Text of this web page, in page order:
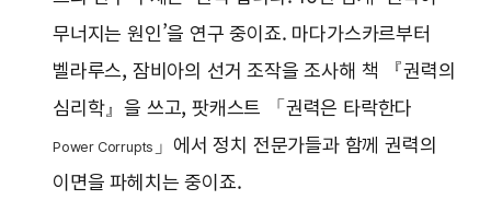
무너지는 원인’을 연구 중이죠. 마다가스카르부터
벨라루스, 잠비아의 선거 조작을 조사해 책 『권력의
심리학』을 쓰고, 팟캐스트 「권력은 타락한다
Power Corrupts 」에서 정치 전문가들과 함께 권력의
이면을 파헤치는 중이죠.